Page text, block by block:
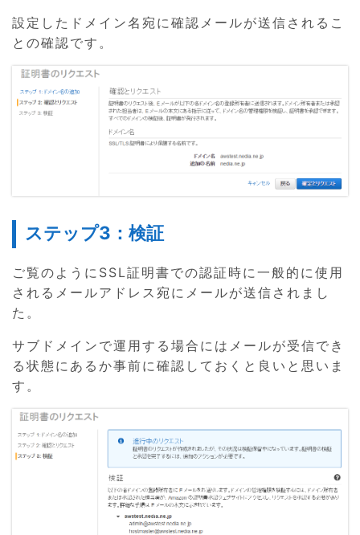
設定したドメイン名宛に確認メールが送信されるこ
との確認です。
ステップ3：検証
ご覧のようにSSL証明書での認証時に一般的に使用
されるメールアドレス宛にメールが送信されまし
た。
サブドメインで運用する場合にはメールが受信でき
る状態にあるか事前に確認しておくと良いと思いま
す。